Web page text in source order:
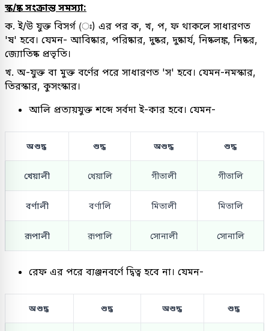
স্ক/ষ্ক সংক্রান্ত সমস্যা:
ক. ই/উ যুক্ত বিসর্গ (ঃ) এর পর ক, খ, প, ফ থাকলে সাধারণত
'ষ' হবে। যেমন- আবিষ্কার, পরিষ্কার, দুষ্কর, দুষ্কার্য, নিষ্কলঙ্ক, নিষ্কর,
জ্যোতিষ্ক প্রভৃতি।
খ. অ-যুক্ত বা মুক্ত বর্ণের পরে সাধারণত 'স' হবে। যেমন-নমস্কার,
তিরস্কার, কুসংস্কার।
আলি প্রত্যয়যুক্ত শব্দে সর্বদা ই-কার হবে। যেমন-
অশুদ্ধ শুদ্ধ অশুদ্ধ শুদ্ধ
খেয়ালী খেয়ালি গীতালী গীতালি
বর্ণালী বর্ণালি মিতালী মিতালি
রূপালী রূপালি সোনালী সোনালি
রেফ এর পরে ব্যঞ্জনবর্ণে দ্বিত্ব হবে না। যেমন-
অশুদ্ধ শুদ্ধ অশুদ্ধ শুদ্ধ